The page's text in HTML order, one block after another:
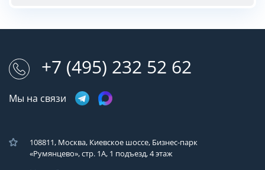
+7 (495) 232 52 62
Мы на связи
108811, Москва, Киевское шоссе, Бизнес-парк
«Румянцево», стр. 1А, 1 подъезд, 4 этаж